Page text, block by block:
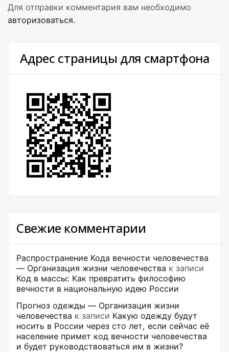
Для отправки комментария вам необходимо
авторизоваться.
Адрес страницы для смартфона
Свежие комментарии
Распространение Кода вечности человечества
— Организация жизни человечества к записи
Код в массы: Как превратить философию
вечности в национальную идею России
Прогноз одежды — Организация жизни
человечества к записи Какую одежду будут
носить в России через сто лет, если сейчас её
население примет код вечности человечества
и будет руководствоваться им в жизни?